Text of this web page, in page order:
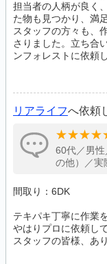
担当者の人柄が良く
た物も見つかり、満
スタッフの方々も、
さりました。立ち合
ンフォレストに依頼
リアライフへ依頼
60代／男
の他）／実
間取り：6DK
テキパキ丁寧に作業
やはりプロに依頼し
スタッフの皆様、あ